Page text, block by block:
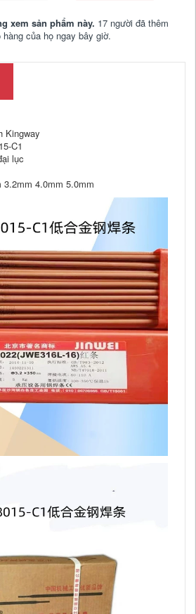
xem sản phẩm này. 17 người đã thêm
của họ ngay bây giờ.
Kingway
C1
lục
3.2mm 4.0mm 5.0mm